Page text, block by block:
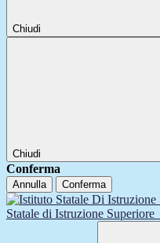
Chiudi
Chiudi
Conferma
Annulla Conferma
Statale di Istruzione Superiore